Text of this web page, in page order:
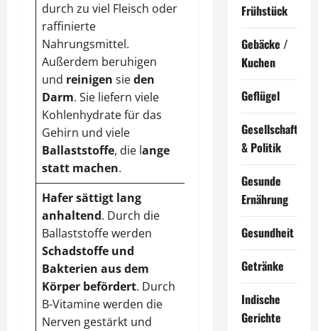
durch zu viel Fleisch oder
raffinierte
Nahrungsmittel.
Außerdem beruhigen
und reinigen sieden
Darm. Sie liefern viele
Kohlenhydrate für das
Gehirn und viele
Ballaststoffe, die lange
statt machen.
Magnesium und
Kalium begünstigen
Zellstoffwechsel
Deshalb sollte dieses
Getränk täglich
genossen werden.
undMate-
wirken sättigend.
Hafersättigt lang
anhaltend. Durch die
Ballaststoffe werden
Schadstoffe und
Bakterien aus dem
Körper befördert. Durch
B-Vitamine werden die
Nerven gestärkt und
Frühstück
Gebäcke /
Kuchen
Geflügel
Gesellschaft
& Politik
Gesunde
Ernährung
Gesundheit
Getränke
Indische
Gerichte